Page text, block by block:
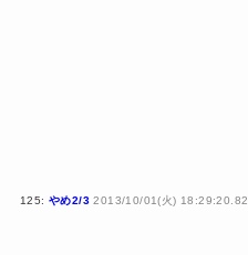
125: やめ2/3 2013/10/01(火) 18:29:20.82